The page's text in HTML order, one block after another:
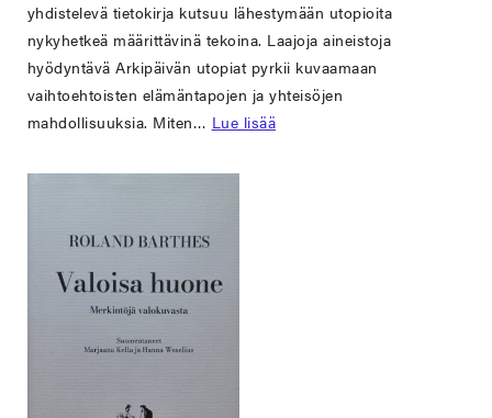
yhdistelevä tietokirja kutsuu lähestymään utopioita
nykyhetkeä määrittävinä tekoina. Laajoja aineistoja
hyödyntävä Arkipäivän utopiat pyrkii kuvaamaan
vaihtoehtoisten elämäntapojen ja yhteisöjen
mahdollisuuksia. Miten… Lue lisää